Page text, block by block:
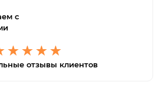
с
отзывы клиентов